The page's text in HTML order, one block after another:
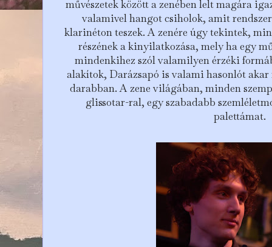
művészetek között a zenében lelt magára
valamivel hangot csiholok, amit
klarinéton teszek. A zenére úgy tekintek,
részének a kinyilatkozása, mely ha egy
mindenkihez szól valamilyen érzéki
alakítok, Darázsapó is valami hasonlót
darabban. A zene világában, minden
glissotar-ral, egy szabadabb
palettámat.